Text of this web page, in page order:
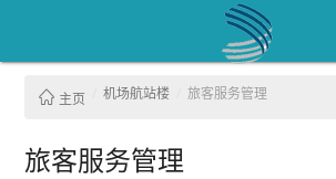
主页 机场航站楼 旅客服务管理
旅客服务管理